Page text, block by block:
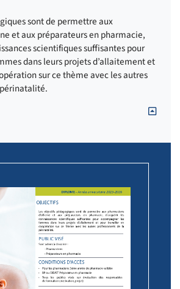
sont de permettre aux
et aux préparateurs en pharmacie,
scientifiques suffisantes pour
dans leurs projets d’allaitement et
sur ce thème avec les autres